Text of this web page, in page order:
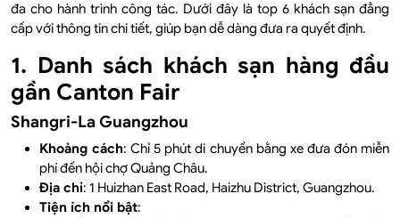
đa cho hành trình công tác. Dưới đây là top 6 khách sạn đẳng
cấp với thông tin chi tiết, giúp bạn dễ dàng đưa ra quyết định.
1. Danh sách khách sạn hàng đầu
gần Canton Fair
Shangri-La Guangzhou
Khoảng cách: Chỉ 5 phút di chuyển bằng xe đưa đón miễn
phí đến hội chợ Quảng Châu.
Địa chỉ: 1 Huizhan East Road, Haizhu District, Guangzhou.
Tiện ích nổi bật: